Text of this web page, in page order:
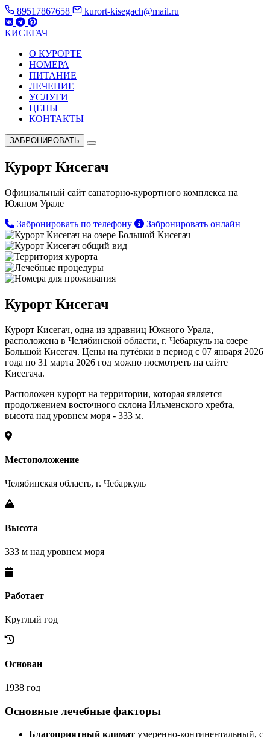
89517867658 kurort-kisegach@mail.ru
КИСЕГАЧ
О КУРОРТЕ
НОМЕРА
ПИТАНИЕ
ЛЕЧЕНИЕ
УСЛУГИ
ЦЕНЫ
КОНТАКТЫ
ЗАБРОНИРОВАТЬ
Курорт Кисегач
Официальный сайт санаторно-курортного комплекса на
Южном Урале
Забронировать по телефону
Забронировать онлайн
Курорт Кисегач
Курорт Кисегач, одна из здравниц Южного Урала,
расположена в Челябинской области, г. Чебаркуль на озере
Большой Кисегач. Цены на путёвки в период с 07 января 2026
года по 31 марта 2026 год можно посмотреть на сайте
Кисегача.
Расположен курорт на территории, которая является
продолжением восточного склона Ильменского хребта,
высота над уровнем моря - 333 м.
Местоположение
Челябинская область, г. Чебаркуль
Высота
333 м над уровнем моря
Работает
Круглый год
Основан
1938 год
Основные лечебные факторы
Благоприятный климат умеренно-континентальный, с